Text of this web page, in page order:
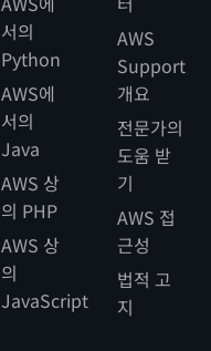
서의
Python
AWS에
서의
Java
AWS 상
의 PHP
AWS 상
의
JavaScript
AWS
Support
개요
전문가의
도움 받
기
AWS 접
근성
법적 고
지